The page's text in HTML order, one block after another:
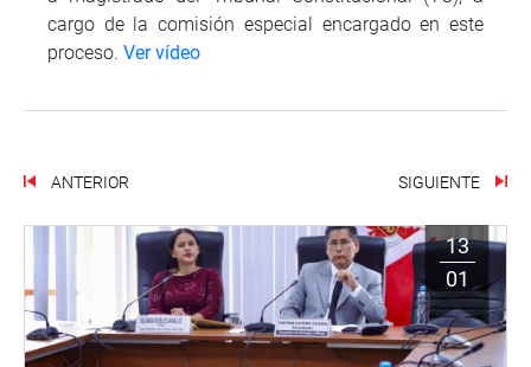
cargo de la comisión especial encargado en este
proceso. Ver vídeo
ANTERIOR SIGUIENTE
13
01